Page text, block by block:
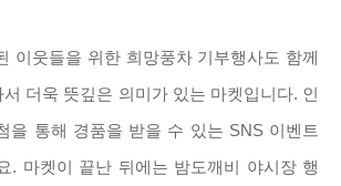
이웃들을 위한 희망풍차 기부행사도 함께
더욱 뜻깊은 의미가 있는 마켓입니다. 인
을 통해 경품을 받을 수 있는 SNS 이벤트
. 마켓이 끝난 뒤에는 밤도깨비 야시장 행